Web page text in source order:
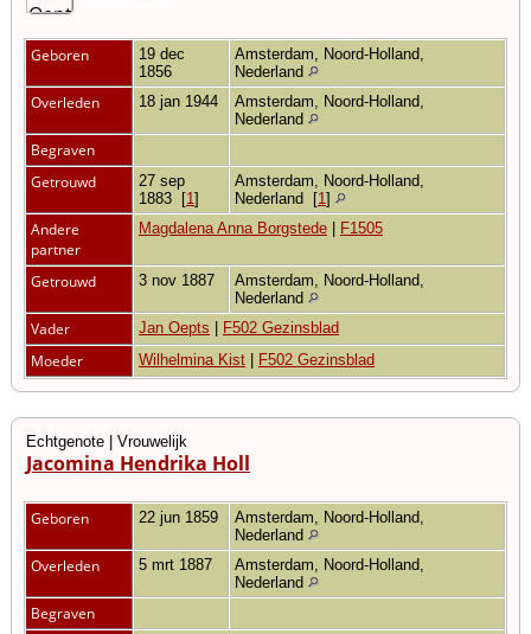
Geboren
19 dec
1856
Amsterdam, Noord-Holland,
Nederland
Overleden 18 jan 1944
Amsterdam, Noord-Holland,
Nederland
Begraven
Getrouwd
27 sep
1883
[1]
Amsterdam, Noord-Holland,
Nederland
[1]
Andere
partner
Magdalena Anna Borgstede F1505
Getrouwd 3 nov 1887
Amsterdam, Noord-Holland,
Nederland
Vader Jan Oepts F502 Gezinsblad
Moeder Wilhelmina Kist F502 Gezinsblad
Echtgenote | Vrouwelijk
Jacomina Hendrika Holl
Geboren 22 jun 1859
Amsterdam, Noord-Holland,
Nederland
Overleden 5 mrt 1887
Amsterdam, Noord-Holland,
Nederland
Begraven